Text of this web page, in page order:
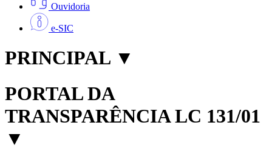
Ouvidoria
e-SIC
PRINCIPAL ▼
PORTAL DA
TRANSPARÊNCIA LC 131/01
▼